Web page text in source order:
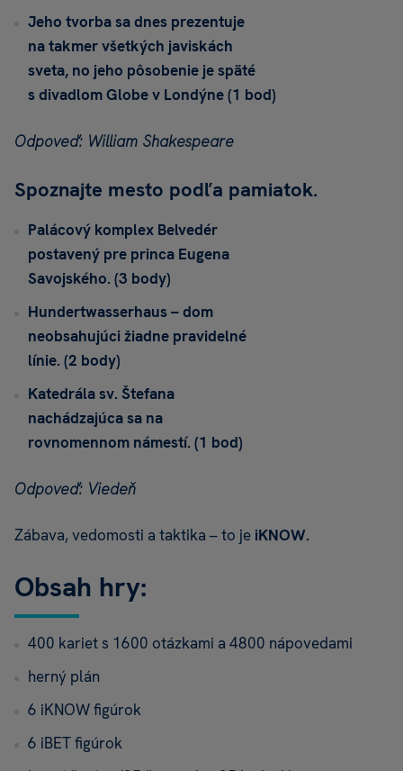
Jeho tvorba sa dnes prezentuje
na takmer všetkých javiskách
sveta, no jeho pôsobenie je späté
s divadlom Globe v Londýne (1 bod)
Odpoveď: William Shakespeare
Spoznajte mesto podľa pamiatok.
Palácový komplex Belvedér
postavený pre princa Eugena
Savojského. (3 body)
Hundertwasserhaus – dom
neobsahujúci žiadne pravidelné
línie. (2 body)
Katedrála sv. Štefana
nachádzajúca sa na
rovnomennom námestí. (1 bod)
Odpoveď: Viedeň
Zábava, vedomosti a taktika – to je iKNOW.
Obsah hry:
400 kariet s 1600 otázkami a 4800 nápovedami
herný plán
6 iKNOW figúrok
6 iBET figúrok